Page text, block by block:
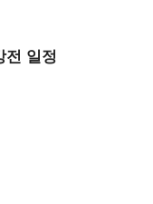
전 일정